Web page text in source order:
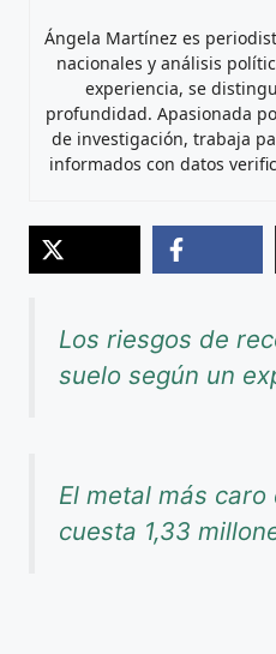
Ángela Martínez es
nacionales y análisis
experiencia, se
profundidad. Apasionada
de investigación, trabaja
informados con datos
Los riesgos de
suelo según un
El metal más caro
cuesta 1,33